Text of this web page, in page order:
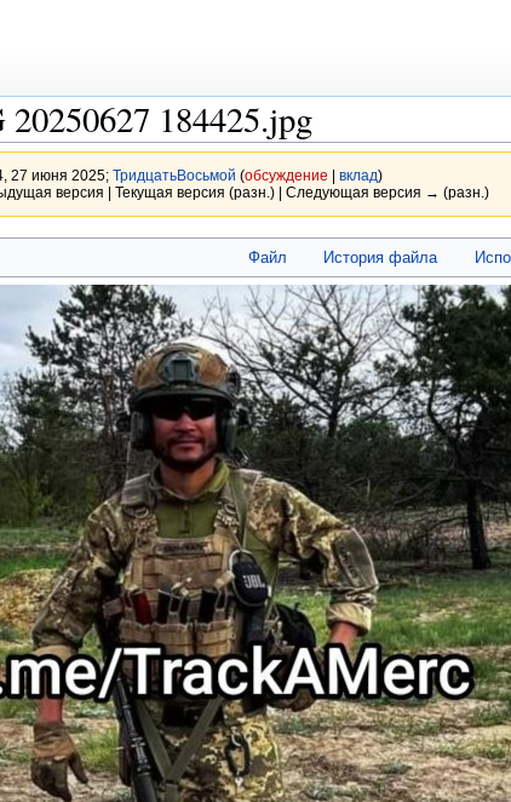
184425.jpg
27 июня 2025; ТридцатьВосьмой (обсуждение вклад)
версия | Текущая версия (разн.) | Следующая версия → (разн.)
Файл История файла